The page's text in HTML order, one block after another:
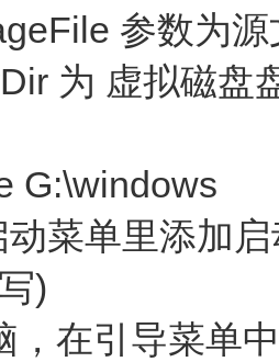
参数为
为 虚拟磁盘
G:\windows
菜单里添加
)
，在引导菜单